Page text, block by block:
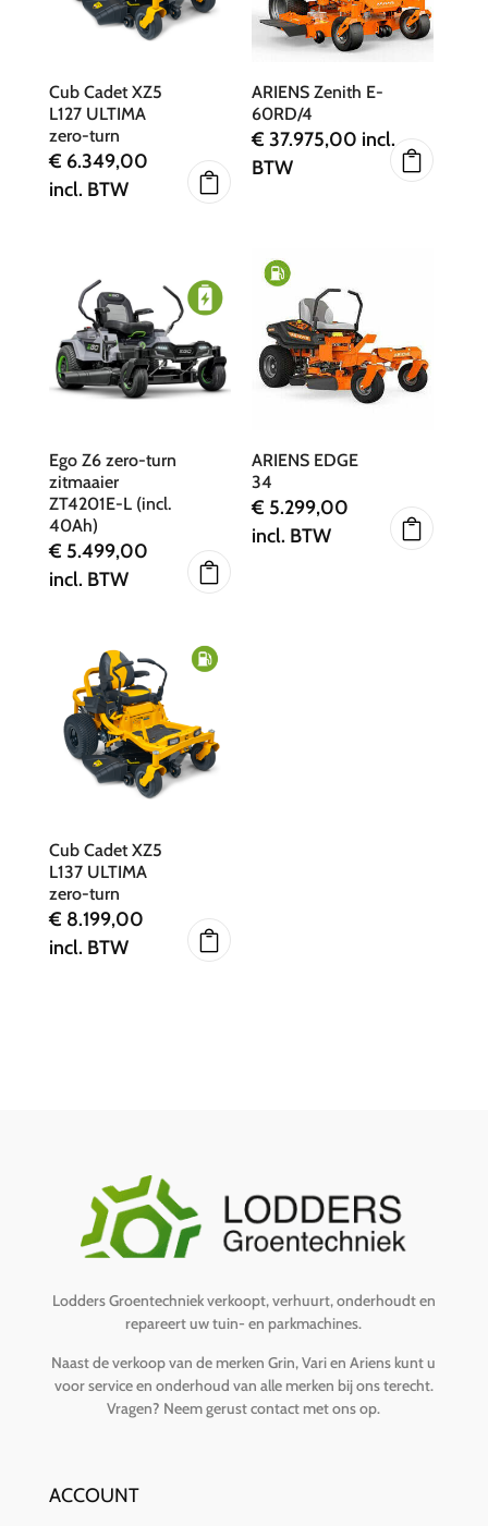
Cub Cadet XZ5
L127 ULTIMA
zero-turn
€ 6.349,00
incl. BTW
ARIENS Zenith E-
60RD/4
€ 37.975,00 incl.
BTW
Ego Z6 zero-turn
zitmaaier
ZT4201E-L (incl.
40Ah)
€ 5.499,00
incl. BTW
ARIENS EDGE
34
€ 5.299,00
incl. BTW
Cub Cadet XZ5
L137 ULTIMA
zero-turn
€ 8.199,00
incl. BTW
Lodders Groentechniek verkoopt, verhuurt, onderhoudt en
repareert uw tuin- en parkmachines.
Naast de verkoop van de merken Grin, Vari en Ariens kunt u
voor service en onderhoud van alle merken bij ons terecht.
Vragen? Neem gerust contact met ons op.
ACCOUNT